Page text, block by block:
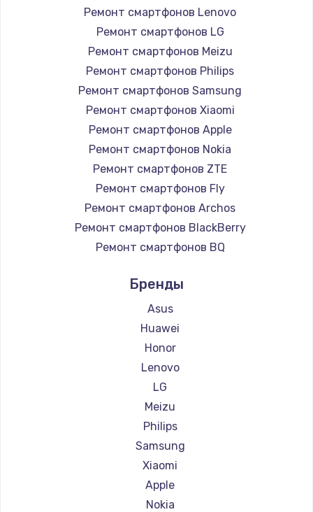
Ремонт смартфонов Lenovo
Ремонт смартфонов LG
Ремонт смартфонов Meizu
Ремонт смартфонов Philips
Ремонт смартфонов Samsung
Ремонт смартфонов Xiaomi
Ремонт смартфонов Apple
Ремонт смартфонов Nokia
Ремонт смартфонов ZTE
Ремонт смартфонов Fly
Ремонт смартфонов Archos
Ремонт смартфонов BlackBerry
Ремонт смартфонов BQ
Ремонт смартфонов Digma
Ремонт смартфонов Ginzzu
Ремонт смартфонов Highscreen
Ремонт смартфонов Irbis
Ремонт смартфонов Kyocera
Ремонт смартфонов LeEco
Ремонт смартфонов OnePlus
Ремонт смартфонов teXet
Ремонт смартфонов Motorola
Ремонт смартфонов Prestigio
Ремонт смартфонов Vertex
Ремонт смартфонов Microsoft
Бренды
Asus
Huawei
Honor
Lenovo
LG
Meizu
Philips
Samsung
Xiaomi
Apple
Nokia